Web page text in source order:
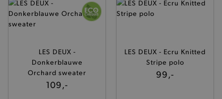
LES DEUX -
Donkerblauwe
Orchard sweater
109,-
LES DEUX - Ecru Knitted
Stripe polo
99,-